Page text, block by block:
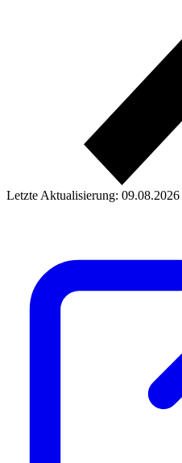
Letzte Aktualisierung: 09.08.2026